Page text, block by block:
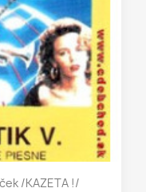
/KAZETA !/